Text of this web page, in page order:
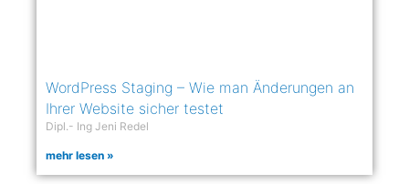
WordPress Staging – Wie man Änderungen an
Ihrer Website sicher testet
Dipl.- Ing Jeni Redel
mehr lesen »